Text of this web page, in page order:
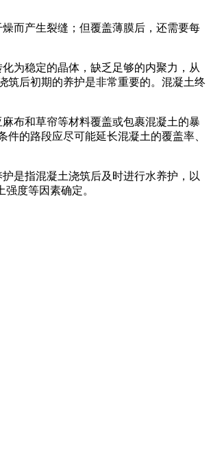
而产生裂缝；但覆盖薄膜后，还需要每
为稳定的晶体，缺乏足够的内聚力，从
筑后初期的养护是非常重要的。混凝土终
布和草帘等材料覆盖或包裹混凝土的暴
的路段应尽可能延长混凝土的覆盖率、
是指混凝土浇筑后及时进行水养护，以
度等因素确定。